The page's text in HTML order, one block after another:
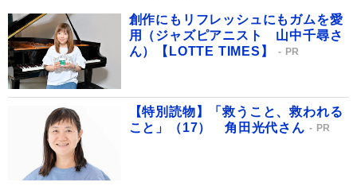
創作にもリフレッシュにもガムを愛
用（ジャズピアニスト 山中千尋さ
ん）【LOTTE TIMES】
PR
【特別読物】「救うこと、救われる
こと」（17） 角田光代さん
PR